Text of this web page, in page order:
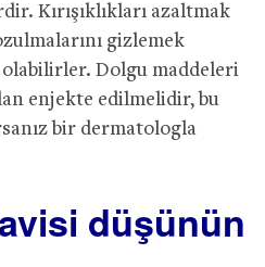
Kırışıklıkları azaltmak
gizlemek
olabilirler. Dolgu maddeleri
enjekte edilmelidir, bu
bir dermatologla
düşünün